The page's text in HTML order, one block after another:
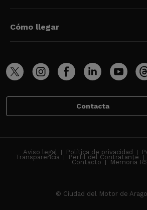
Cómo llegar
Contacta
Aviso legal Política de privacidad
Transparencia Perfil del Contratante
Contacto Memoria
© Ciudad del Motor de